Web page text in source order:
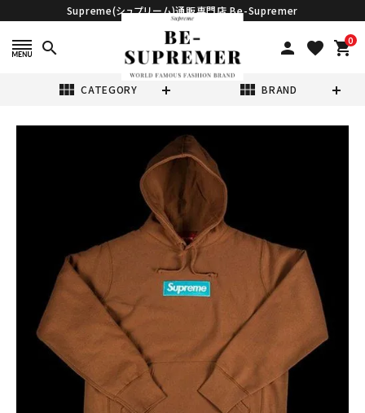
Supreme(シュプリーム)通販専門店 Be-Supremer
search person favorite 0
shopping_cart
view_module CATEGORY view_module BRAND
Supreme シュプ
リーム 17FW
Box Logo
Sweatshirt ボッ
¥168,800